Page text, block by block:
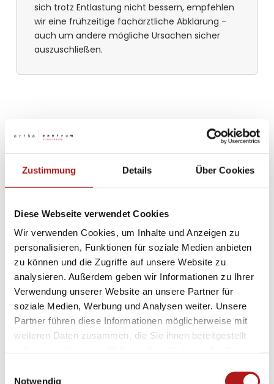
Zustimmung Details Über Cookies
Diese Webseite verwendet Cookies
Wir verwenden Cookies, um Inhalte und Anzeigen zu
personalisieren, Funktionen für soziale Medien anbieten
zu können und die Zugriffe auf unsere Website zu
analysieren. Außerdem geben wir Informationen zu Ihrer
Verwendung unserer Website an unsere Partner für
soziale Medien, Werbung und Analysen weiter. Unsere
Partner führen diese Informationen möglicherweise mit
weiteren Daten zusammen, die Sie ihnen bereitgestellt
Notwendig
sich trotz Entlastung nicht bessern, empfehlen
wir eine frühzeitige fachärztliche Abklärung –
auch um andere mögliche Ursachen sicher
auszuschließen.
Chronifizierung und Schonhaltung
Bleibt eine Plantarfasziitis unbehandelt, besteht
das Risiko, dass sich die Beschwerden
chronifizieren. Viele Patientinnen und Patienten